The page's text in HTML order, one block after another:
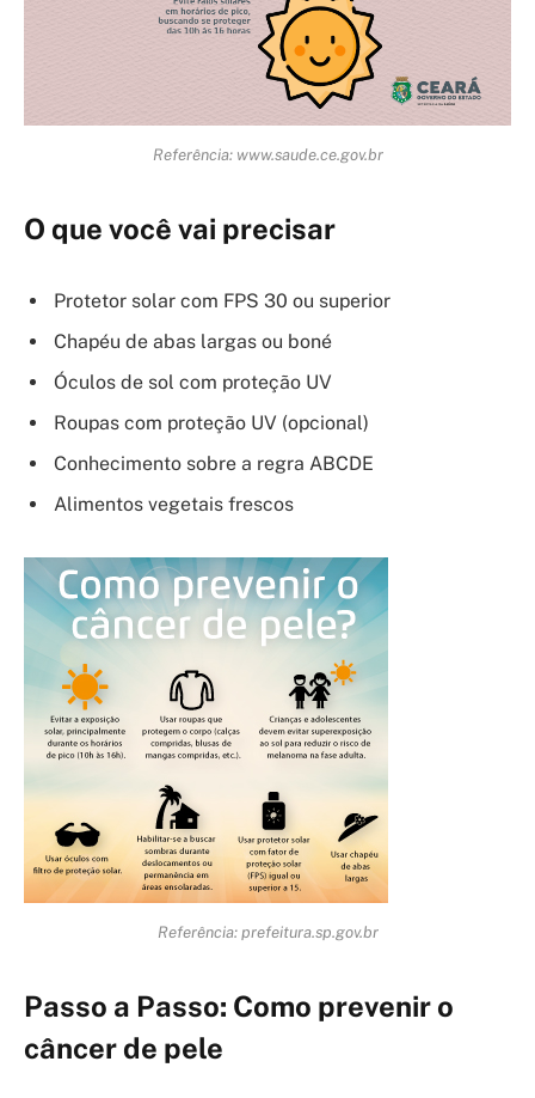
Referência: www.saude.ce.gov.br
O que você vai precisar
Protetor solar com FPS 30 ou superior
Chapéu de abas largas ou boné
Óculos de sol com proteção UV
Roupas com proteção UV (opcional)
Conhecimento sobre a regra ABCDE
Alimentos vegetais frescos
Referência: prefeitura.sp.gov.br
Passo a Passo: Como prevenir o
câncer de pele